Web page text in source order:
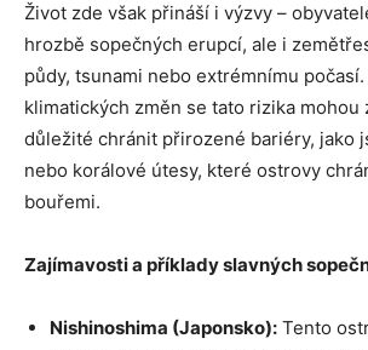
Život zde však přináší i výzvy –
hrozbě sopečných erupcí, ale i
půdy, tsunami nebo extrémnímu
klimatických změn se tato rizika mohou
důležité chránit přirozené bariéry, jako
nebo korálové útesy, které ostrovy
bouřemi.
Zajímavosti a příklady slavných
Nishinoshima (Japonsko): Tento